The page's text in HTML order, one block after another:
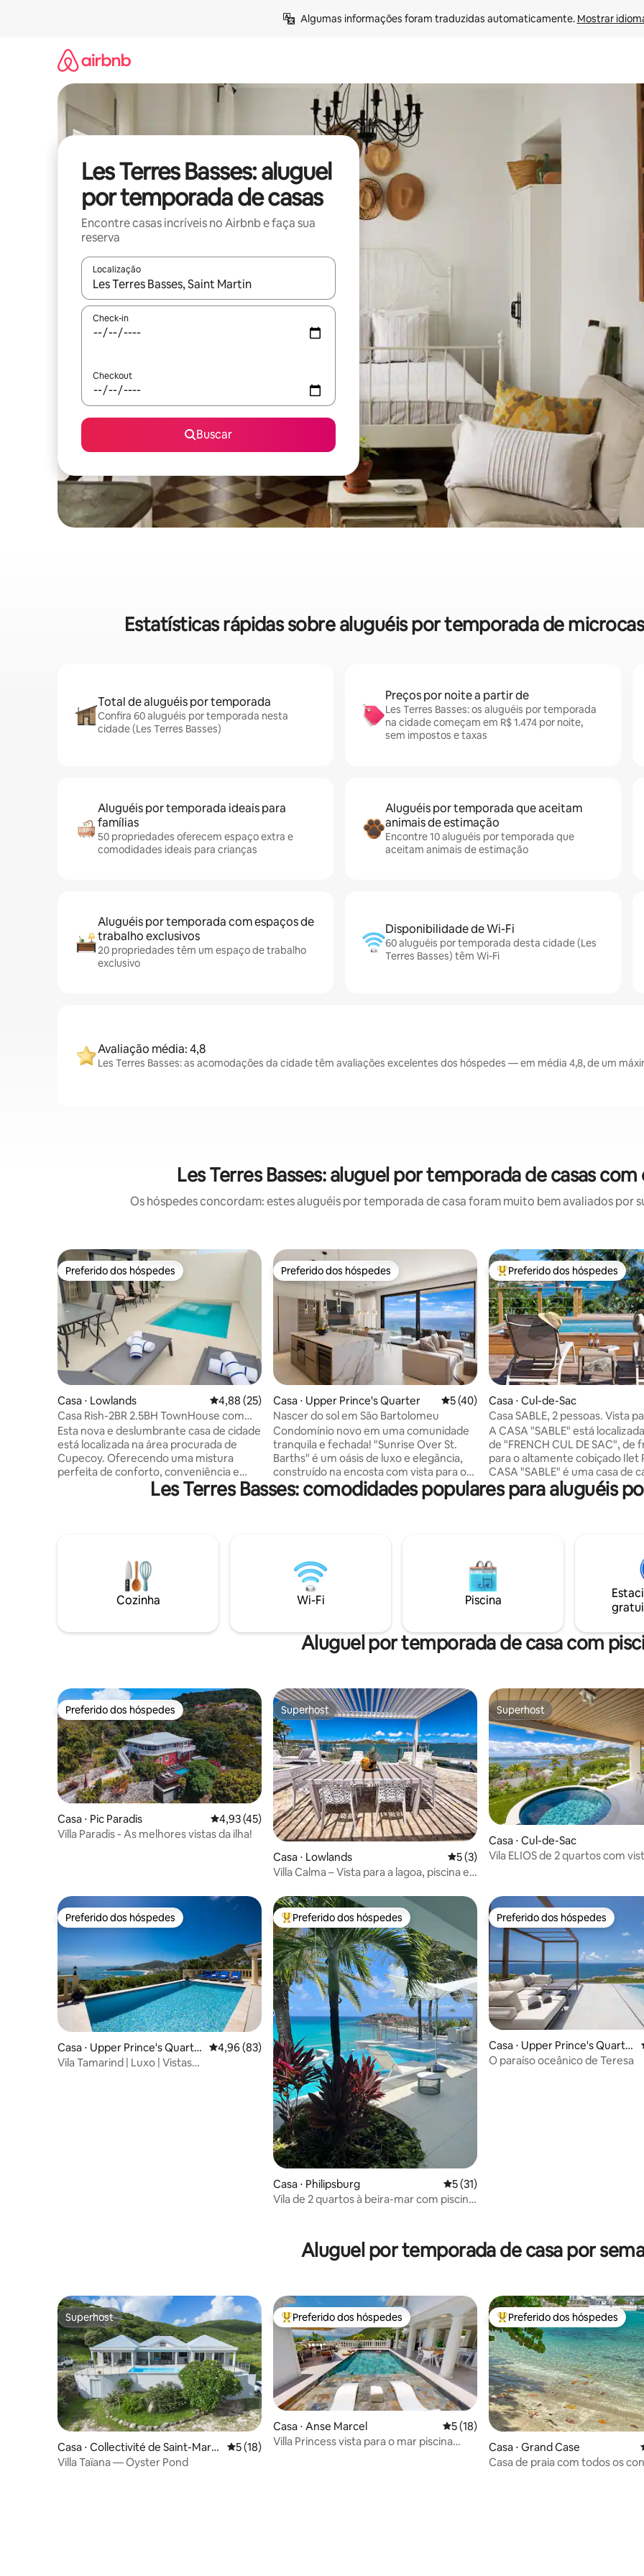
Algumas informações foram traduzidas automaticamente. Mostrar
Les Terres Basses: aluguel
por temporada de casas
Encontre casas incríveis no Airbnb e faça sua
reserva
Localização
Quando os resultados estiverem disponíveis, explore-os usando as seta para cima e para baixo do teclado ou tocando
Check-in
Checkout
Buscar
Estatísticas rápidas sobre aluguéis por temporada de
Total de aluguéis por temporada
Confira 60 aluguéis por temporada nesta
cidade (Les Terres Basses)
Preços por noite a partir de
Les Terres Basses: os aluguéis por temporada
na cidade começam em R$ 1.474 por noite,
sem impostos e taxas
Aluguéis por temporada ideais para
famílias
50 propriedades oferecem espaço extra e
comodidades ideais para crianças
Aluguéis por temporada que aceitam
animais de estimação
Encontre 10 aluguéis por temporada que
aceitam animais de estimação
Aluguéis por temporada com espaços de
trabalho exclusivos
20 propriedades têm um espaço de trabalho
exclusivo
Disponibilidade de Wi-Fi
60 aluguéis por temporada desta cidade (Les
Terres Basses) têm Wi-Fi
Avaliação média: 4,8
Les Terres Basses: as acomodações da cidade têm avaliações excelentes dos hóspedes — em média 4,8, de um
Les Terres Basses: aluguel por temporada de casas
Os hóspedes concordam: estes aluguéis por temporada de casa foram muito bem avaliados por
Preferido dos hóspedes
Preferido dos hóspedes
Casa ⋅ Lowlands 4,88 de uma avaliação média de 5, 25 avaliações
4,88 (25)
Casa Rish-2BR 2.5BH TownHouse com
piscina em Cupecoy
Esta nova e deslumbrante casa de cidade
está localizada na área procurada de
Cupecoy. Oferecendo uma mistura
perfeita de conforto, conveniência e
charme caribenho para uma estadia
inesquecível. Esta casa tornará suas
vistas para a lagoa. É uma combinação de
charme e contemporâneo que se
encaixa perfeitamente em suas
escapadas de fim de semana, férias,
Preferido dos hóspedes
Preferido dos hóspedes
Casa ⋅ Upper Prince's Quarter 5 de uma avaliação média de 5, 40
5 (40)
Nascer do sol em São Bartolomeu
Condomínio novo em uma comunidade
tranquila e fechada! "Sunrise Over St.
Barths" é um oásis de luxo e elegância,
construído na encosta com vista para o
Oceano Atlântico e St Barth. Aproveite o
nascer do sol todas as manhãs nesta
lavanderia. Cada quarto e a sala de estar
têm vista panorâmica desobstruída para
o mar. Uma piscina de borda infinita de
tirar o fôlego e um terraço com vista
Entre os melhores preferidos
Preferido dos hóspedes
Casa ⋅ Cul-de-Sac
Casa SABLE, 2 pessoas. Vista
piscina privativa.
A CASA "SABLE" está
de "FRENCH CUL DE SAC", de
para o altamente cobiçado Ilet
CASA "SABLE" é uma casa de
acolhedora para 2 pessoas
piscina privada de frente para
turística com muitos
e atividades aquáticas. E muito
GRAND CASE, nossa pequena
típica com restaurantes
misturada com lolos crioulos à
Les Terres Basses: comodidades populares para aluguéis
Cozinha Wi-Fi Piscina
Aluguel por temporada de casa com
Preferido dos hóspedes
Preferido dos hóspedes
Casa ⋅ Pic Paradis 4,93 de uma avaliação média de 5, 45 avaliações
4,93 (45)
Villa Paradis - As melhores vistas da ilha!
Superhost
Superhost
Casa ⋅ Lowlands 5 de uma avaliação média de 5, 3
5 (3)
Villa Calma – Vista para a lagoa, piscina e
Superhost
Superhost
Casa ⋅ Cul-de-Sac
Vila ELIOS de 2 quartos com
Preferido dos hóspedes
Preferido dos hóspedes
Casa ⋅ Upper Prince's Quarte
r
4,96 de uma avaliação média de 5, 83 avaliações
4,96 (83)
Vila Tamarind | Luxo | Vistas
Entre os melhores preferidos dos hóspedes
Preferido dos hóspedes
Casa ⋅ Philipsburg 5 de uma avaliação média de 5, 31
5 (31)
Vila de 2 quartos à beira-mar com piscina
Preferido dos hóspedes
Preferido dos hóspedes
Casa ⋅ Upper Prince's Quarte
r
O paraíso oceânico de Teresa
Aluguel por temporada de casa por
Superhost
Superhost
Casa ⋅ Collectivité de Saint-Marti
n
5 de uma avaliação média de 5, 18 avaliações
5 (18)
Villa Taïana — Oyster Pond
Entre os melhores preferidos dos hóspedes
Preferido dos hóspedes
Casa ⋅ Anse Marcel 5 de uma avaliação média de 5, 18
5 (18)
Villa Princess vista para o mar piscina
Entre os melhores preferidos
Preferido dos hóspedes
Casa ⋅ Grand Case
Casa de praia com todos os